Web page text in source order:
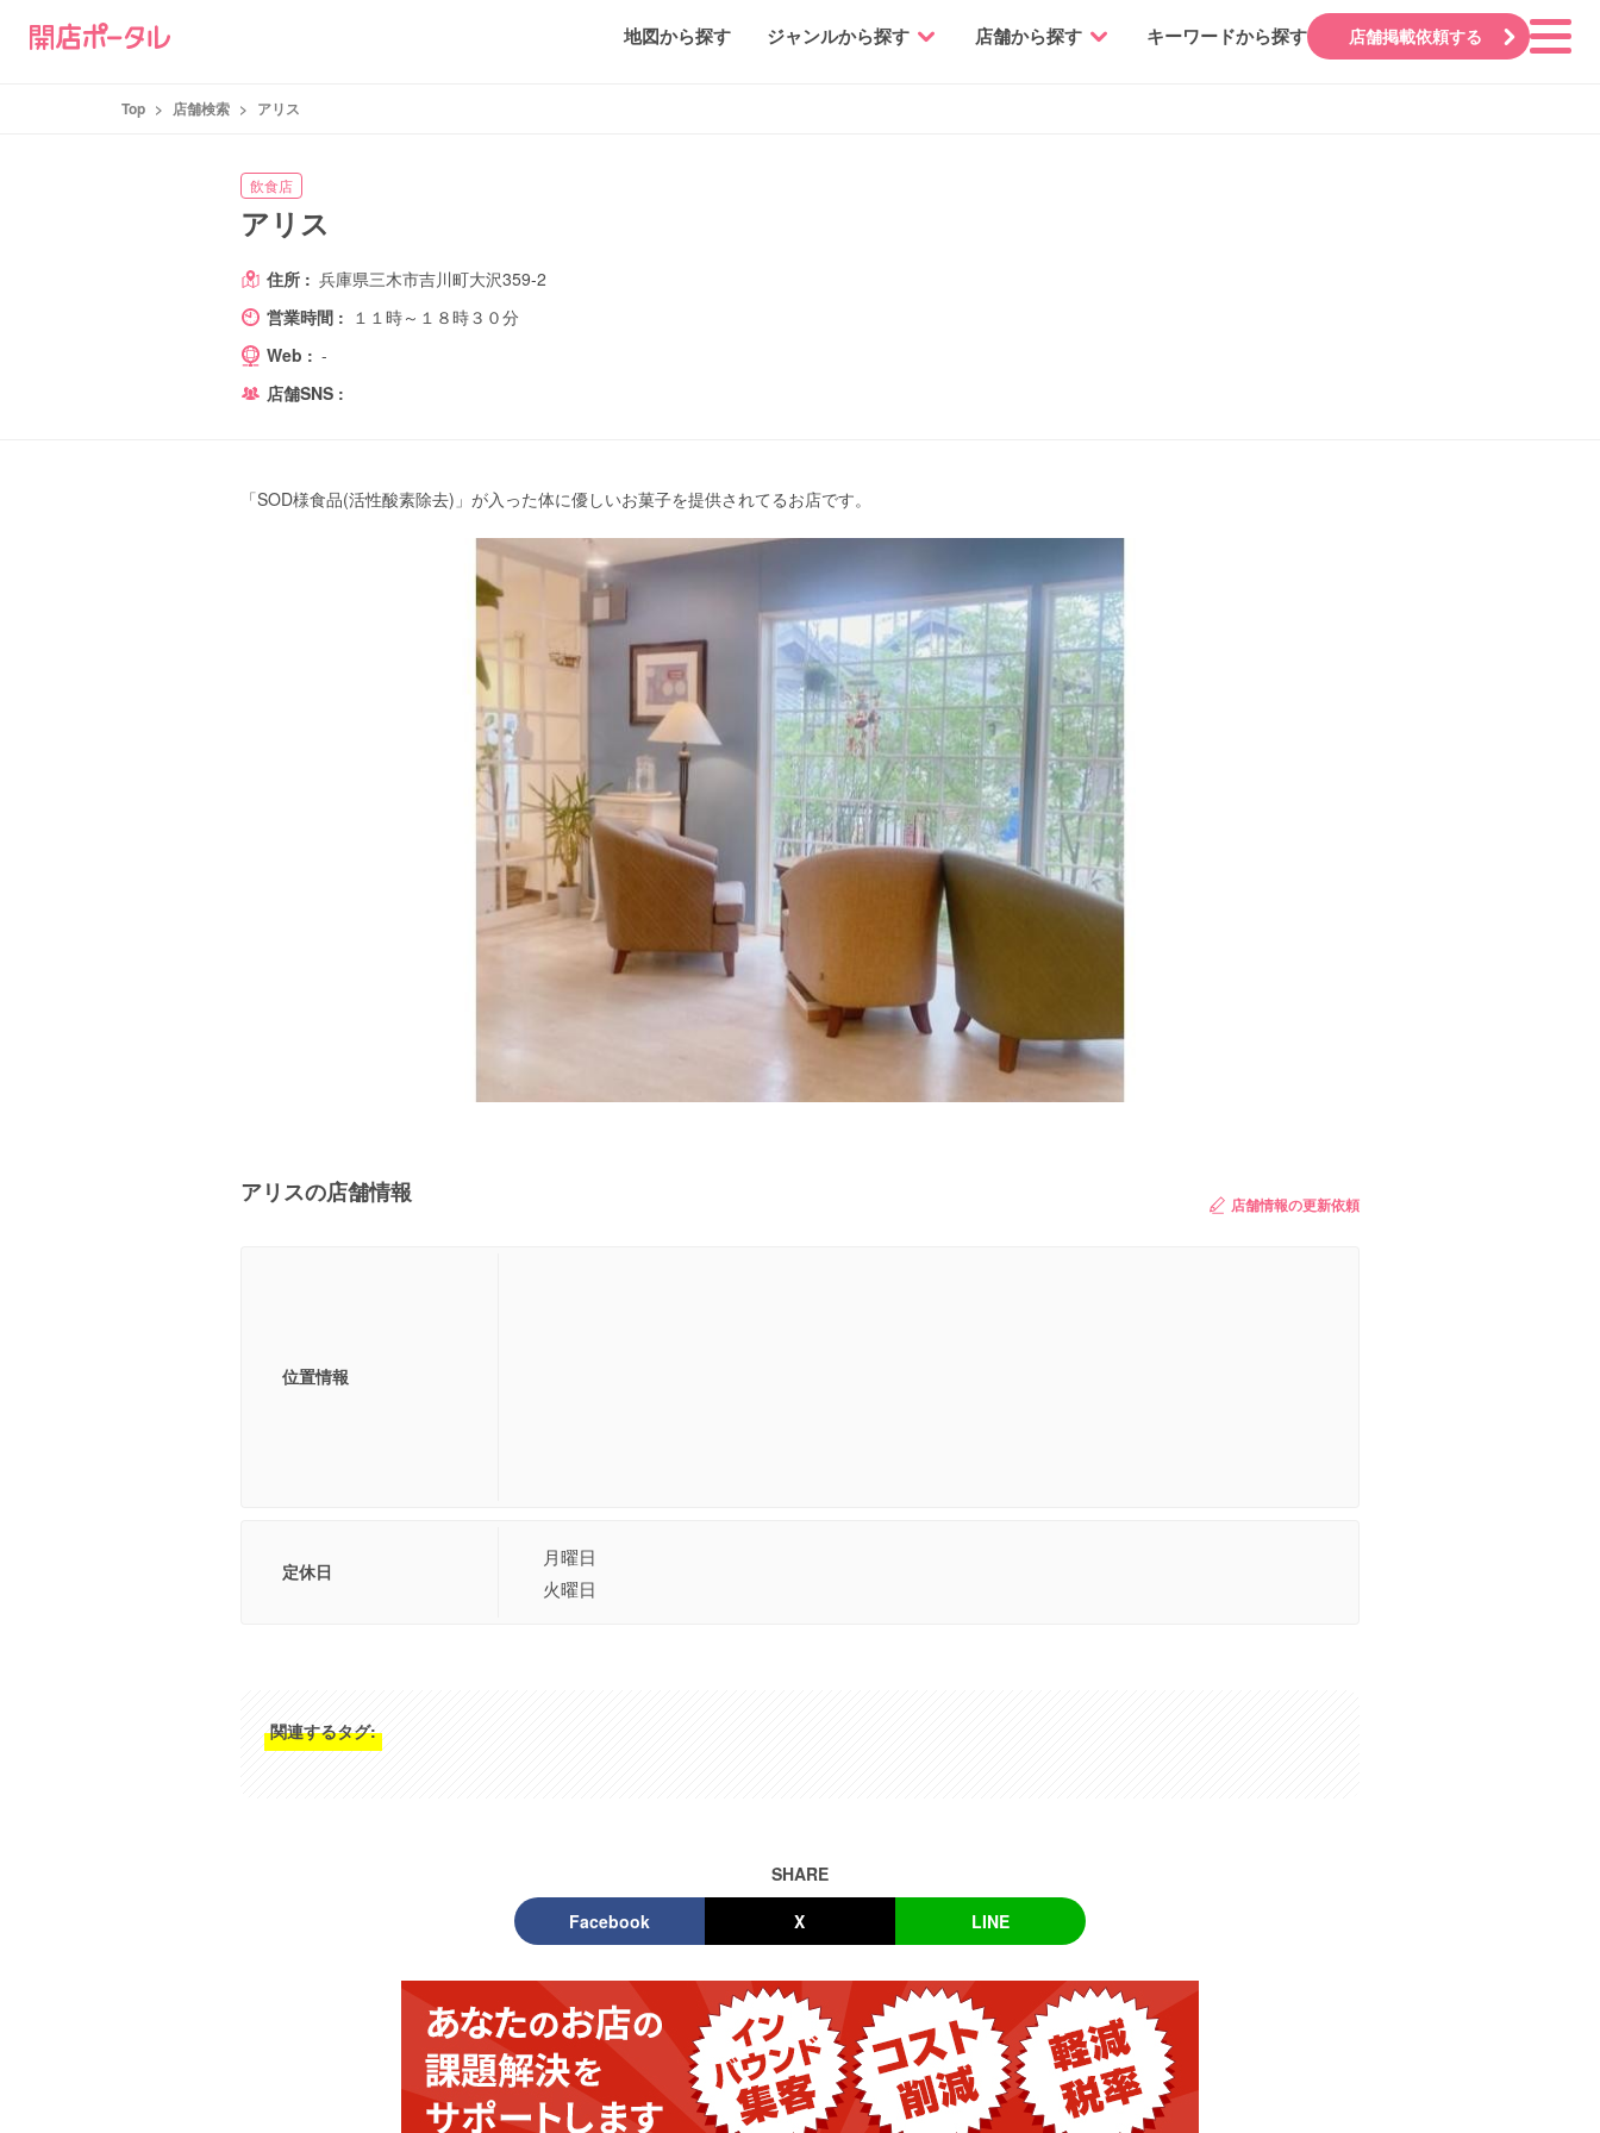
地図から探す ジャンルから探す 店舗から探す キーワードから探す 店舗掲載依頼する
Top > 店舗検索 > アリス
飲食店
アリス
住所 : 兵庫県三木市吉川町大沢359-2
営業時間 : １１時～１８時３０分
Web : -
店舗SNS :
「SOD様食品(活性酸素除去)」が入った体に優しいお菓子を提供されてるお店です。
アリスの店舗情報 店舗情報の更新依頼
位置情報
定休日
月曜日
火曜日
関連するタグ:
SHARE
Facebook X LINE